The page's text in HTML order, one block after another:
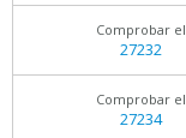
Comprobar el
27232
Comprobar el
27234